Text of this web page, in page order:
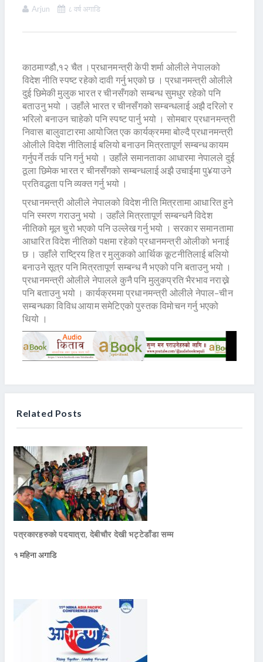
Arjun ८ वर्ष अगाडि
काठमाण्डौ,१२ चैत ।प्रधानमन्त्री केपी शर्मा ओलीले नेपालको
विदेश नीति स्पष्ट रहेको दावी गर्नु भएको छ । प्रधानमन्त्री ओलीले
दुई छिमेकी मुलुक भारत र चीनसँगको सम्बन्ध सुमधुर रहेको पनि
बताउनु भयो । उहाँले भारत र चीनसँगको सम्बन्धलाई अझै दरिलो र
भरिलो बनाउन चाहेको पनि स्पष्ट पार्नु भयो । सोमबार प्रधानमन्त्री
निवास बालुवाटारमा आयोजित एक कार्यक्रममा बोल्दै प्रधानमन्त्री
ओलीले विदेश नीतिलाई बलियो बनाउन मित्रतापूर्ण सम्बन्ध कायम
गर्नुपर्ने तर्क पनि गर्नु भयो । उहाँले समानताका आधारमा नेपालले दुई
ठूला छिमेक भारत र चीनसँगको सम्बन्धलाई अझै उचाईमा पु¥याउने
प्रतिवद्धता पनि व्यक्त गर्नु भयो ।
प्रधानमन्त्री ओलीले नेपालको विदेश नीति मित्रतामा आधारित हुने
पनि स्मरण गराउनु भयो । उहाँले मित्रतापूर्ण सम्बन्धनै विदेश
नीतिको मूल चुरो भएको पनि उल्लेख गर्नु भयो । सरकार समानतामा
आधारित विदेश नीतिको पक्षमा रहेको प्रधानमन्त्री ओलीको भनाई
छ । उहाँले राष्ट्रिय हित र मुलुकको आर्थिक कूटनीतिलाई बलियो
बनाउने सूत्र पनि मित्रतापूर्ण सम्बन्ध नै भएको पनि बताउनु भयो ।
प्रधानमन्त्री ओलीले नेपालले कुनै पनि मुलुकप्रति भैरभाव नराख्ने
पनि बताउनु भयो । कार्यक्रममा प्रधानमन्त्री ओलीले नेपाल–चीन
सम्बन्धका विविध आयाम समेटिएको पुस्तक विमोचन गर्नु भएको
थियो ।
Related Posts
पत्रकारहरुको पदयात्रा, देबीचौर देखी भट्टेडाँडा सम्म
१ महिना अगाडि